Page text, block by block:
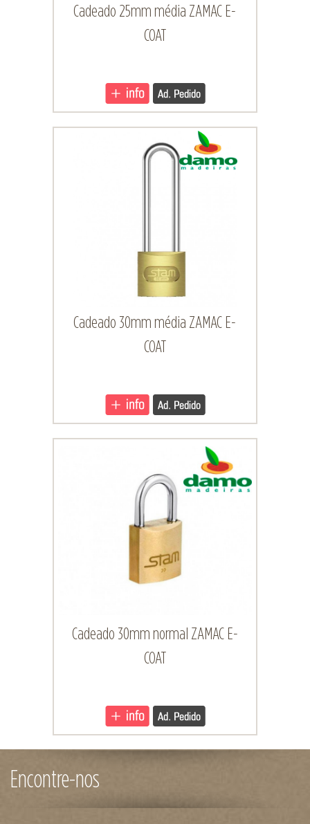
Cadeado 25mm média ZAMAC E-
COAT
Cadeado 30mm média ZAMAC E-
COAT
Cadeado 30mm normal ZAMAC E-
COAT
Encontre-nos